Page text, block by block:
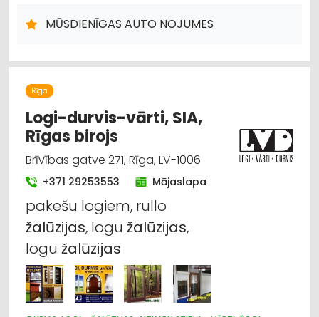
BŪVMATERIĀLU, BŪVKONSTRUKCIJU TIRDZNIECĪBA
MŪSDIENĪGAS AUTO NOJUMES
Rīga
Logi-durvis-vārti, SIA,
Rīgas birojs
Brīvības gatve 271, Rīga, LV-1006
+371 29253553 Mājaslapa
pakešu logiem, rullo
žalūzijas, logu žalūzijas,
logu žalūzijas